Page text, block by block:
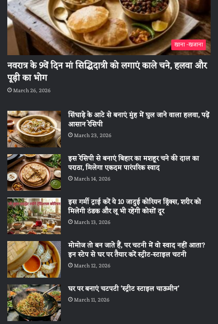
खाना -खजाना
नवरात्र के 9वें दिन मां सिद्धिदात्री को लगाएं काले चने, हलवा और
पूड़ी का भोग
March 26, 2026
सिंघाड़े के आटे से बनाएं मुंह में घुल जाने वाला हलवा, पढ़ें
आसान रेसिपी
March 23, 2026
इस रेसिपी से बनाएं बिहार का मशहूर चने की दाल का
पराठा, मिलेगा एकदम पारंपरिक स्वाद
March 14, 2026
इस गर्मी ट्राई करें ये 10 जादुई कोरियन ड्रिंक्स, शरीर को
मिलेगी ठंडक और लू भी रहेगी कोसों दूर
March 13, 2026
मोमोज तो बन जाते हैं, पर चटनी में वो स्वाद नहीं आता?
इन स्टेप से घर पर तैयार करें स्ट्रीट-स्टाइल चटनी
March 12, 2026
घर पर बनाएं चटपटी ‘स्ट्रीट स्टाइल चाऊमीन’
March 11, 2026